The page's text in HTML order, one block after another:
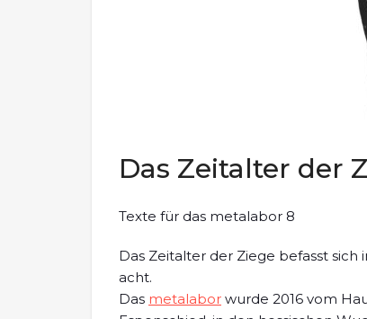
Das Zeitalter der
Texte für das metalabor 8
Das Zeitalter der Ziege befasst
acht.
Das metalabor wurde 2016 vom